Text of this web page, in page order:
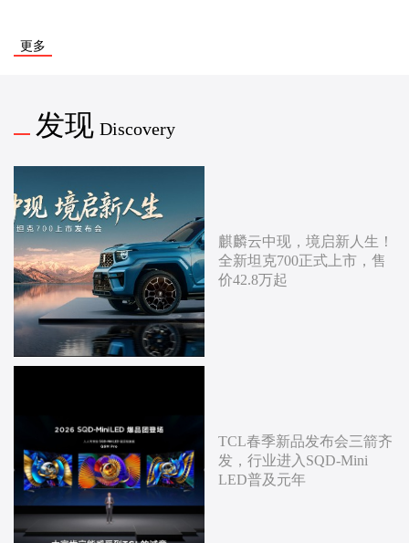
更多
发现 Discovery
麒麟云中现，境启新人生！
全新坦克700正式上市，售
价42.8万起
TCL春季新品发布会三箭齐
发，行业进入SQD-Mini
LED普及元年